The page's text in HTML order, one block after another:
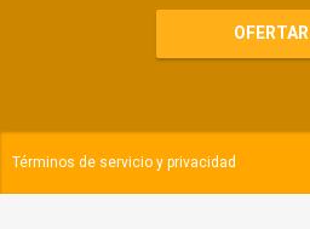
OFERTAR
Términos de servicio y privacidad